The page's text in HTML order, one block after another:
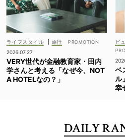
ライフスタイル
旅行
2026.07.27
VERY世代が金融教育家・田内
学さんと考える「なぜ今、NOT
A HOTELなの？」
ビ
ベ
ル
幸
DAILY